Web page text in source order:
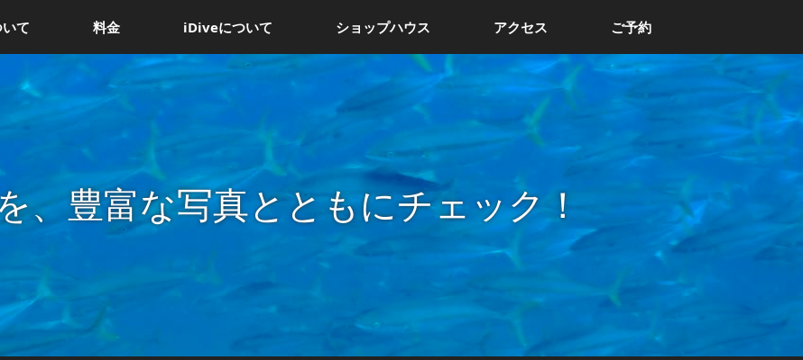
て 料金 iDiveについて ショップハウス アクセス ご予約
、豊富な写真とともにチェック！